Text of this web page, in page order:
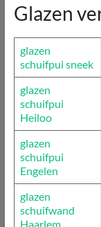
Glazen
glazen
schuifpui sneek
glazen
schuifpui
Heiloo
glazen
schuifpui
Engelen
glazen
schuifwand
Haarlem